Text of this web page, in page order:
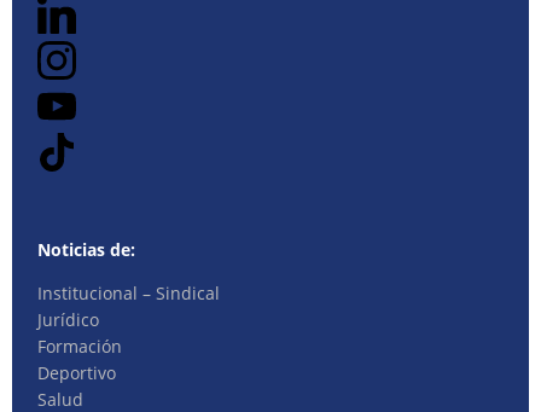
Noticias de:
Institucional – Sindical
Jurídico
Formación
Deportivo
Salud